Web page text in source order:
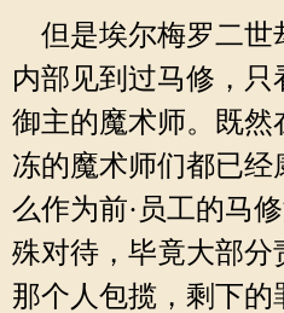
但是埃尔梅罗二世
内部见到过马修，只
御主的魔术师。既然
冻的魔术师们都已经
么作为前·员工的马
殊对待，毕竟大部分
那个人包揽，剩下的